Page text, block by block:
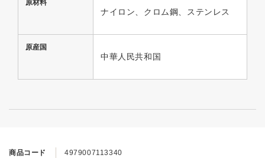
商品コード 4979007113340
原材料
ナイロン、クロム鋼、ステンレス
原産国
中華人民共和国